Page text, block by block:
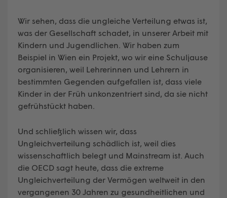
Wir sehen, dass die ungleiche Verteilung etwas ist,
was der Gesellschaft schadet, in unserer Arbeit mit
Kindern und Jugendlichen. Wir haben zum
Beispiel in Wien ein Projekt, wo wir eine Schuljause
organisieren, weil Lehrerinnen und Lehrern in
bestimmten Gegenden aufgefallen ist, dass viele
Kinder in der Früh unkonzentriert sind, da sie nicht
gefrühstückt haben.
Und schließlich wissen wir, dass
Ungleichverteilung schädlich ist, weil dies
wissenschaftlich belegt und Mainstream ist. Auch
die OECD sagt heute, dass die extreme
Ungleichverteilung der Vermögen weltweit in den
vergangenen 30 Jahren zu gesundheitlichen und